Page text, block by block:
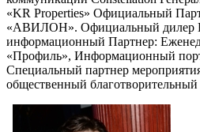
«KR Properties» Официальный
«АВИЛОН». Официальный дилер
информационный Партнер:
«Профиль», Информационный
Специальный партнер
общественный